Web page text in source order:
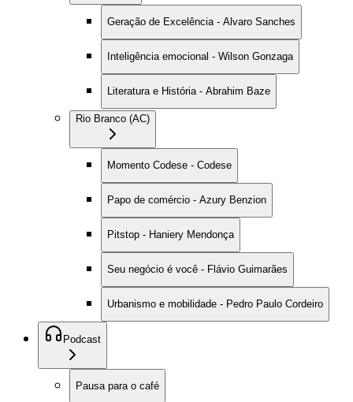
Geração de Excelência - Alvaro Sanches
Inteligência emocional - Wilson Gonzaga
Literatura e História - Abrahim Baze
Rio Branco (AC)
Momento Codese - Codese
Papo de comércio - Azury Benzion
Pitstop - Haniery Mendonça
Seu negócio é você - Flávio Guimarães
Urbanismo e mobilidade - Pedro Paulo Cordeiro
Podcast
Pausa para o café